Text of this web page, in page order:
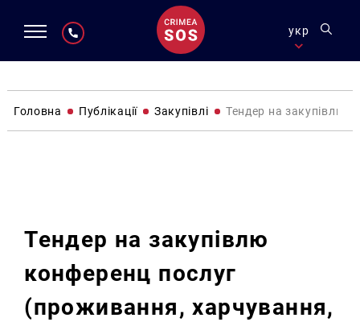
укр
Головна Публікації Закупівлі Тендер на закупівлю
Тендер на закупівлю
конференц послуг
(проживання, харчування,